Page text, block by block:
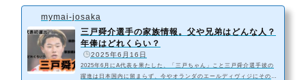
mymai-josaka
三戸舜介選手の家族情報。父や兄弟はどんな人？
年俸はどれくらい？
2025年6月16日
2025年6月にA代表を果たした、「三戸ちゃん」こと三戸舜介選手彼の
躍進は日本国内に留まらず、今やオランダのエールディヴィジにその名